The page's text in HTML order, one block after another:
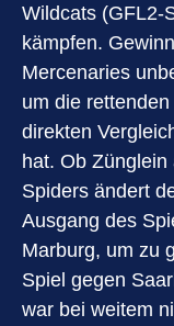
Wildcats (GFL2-
kämpfen.
Mercenaries
um die
direkten
hat. Ob
Spiders ändert
Ausgang des
Marburg, um zu
Spiel gegen
war bei weitem